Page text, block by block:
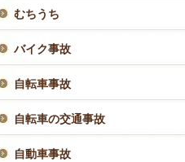
むちうち
バイク事故
自転車事故
自転車の交通事故
自動車事故